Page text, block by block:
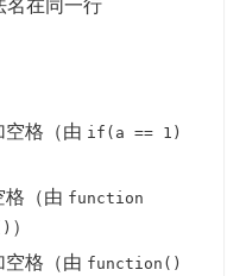
格（由 if(a == 1)
（由 function
）
格（由 function()